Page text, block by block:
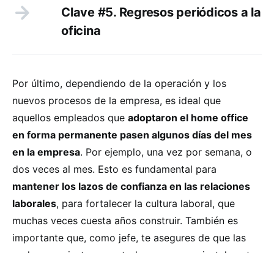
Clave #5. Regresos periódicos a la
oficina
Por último, dependiendo de la operación y los
nuevos procesos de la empresa, es ideal que
aquellos empleados que adoptaron el home office
en forma permanente pasen algunos días del mes
en la empresa. Por ejemplo, una vez por semana, o
dos veces al mes. Esto es fundamental para
mantener los lazos de confianza en las relaciones
laborales, para fortalecer la cultura laboral, que
muchas veces cuesta años construir. También es
importante que, como jefe, te asegures de que las